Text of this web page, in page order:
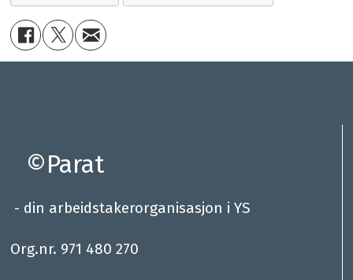
©Parat
- din arbeidstakerorganisasjon i YS
Org.nr. 971 480 270